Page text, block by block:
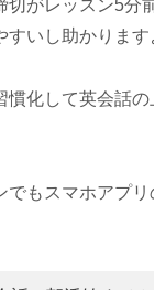
切がレッスン5分
すいし助かります
慣化して英会話の
でもスマホアプ